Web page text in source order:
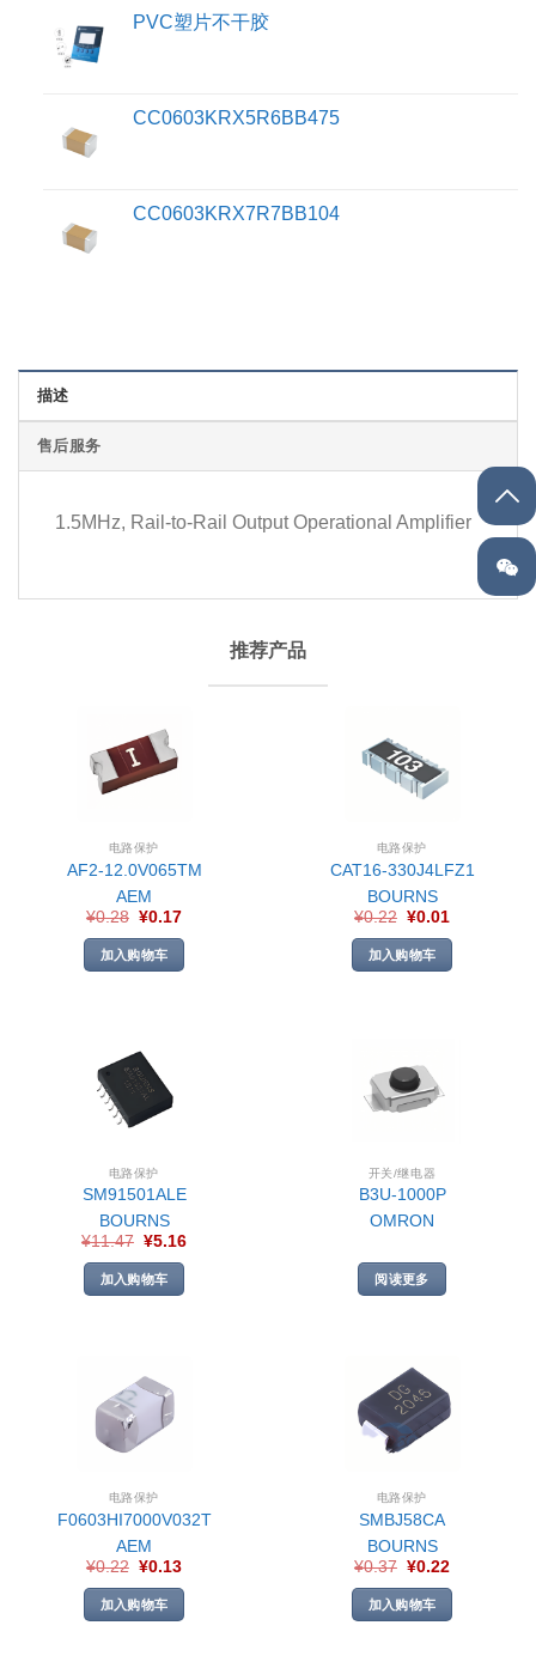
PVC塑片不干胶
CC0603KRX5R6BB475
CC0603KRX7R7BB104
描述
售后服务
1.5MHz, Rail-to-Rail Output Operational Amplifier
推荐产品
电路保护
AF2-12.0V065TM
AEM
¥0.28 ¥0.17
加入购物车
电路保护
CAT16-330J4LFZ1
BOURNS
¥0.22 ¥0.01
加入购物车
电路保护
SM91501ALE
BOURNS
¥11.47 ¥5.16
加入购物车
开关/继电器
B3U-1000P
OMRON
阅读更多
电路保护
F0603HI7000V032T
AEM
¥0.22 ¥0.13
加入购物车
电路保护
SMBJ58CA
BOURNS
¥0.37 ¥0.22
加入购物车